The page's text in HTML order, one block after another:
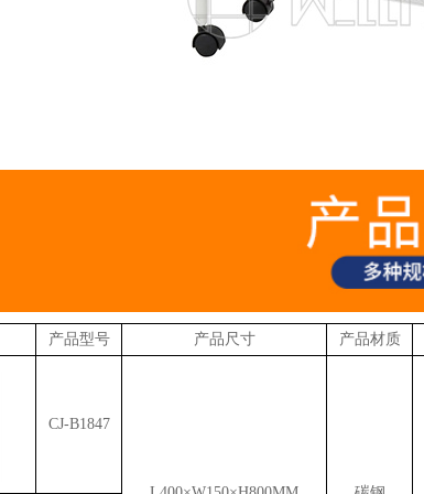
产品型号 产品尺寸 产品材质
CJ-B1847